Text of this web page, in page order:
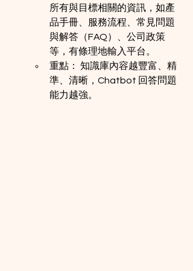
所有與目標相關的資訊，如產
品手冊、服務流程、常見問題
與解答（FAQ）、公司政策
等，有條理地輸入平台。
重點： 知識庫內容越豐富、精
準、清晰，Chatbot 回答問題
能力越強。